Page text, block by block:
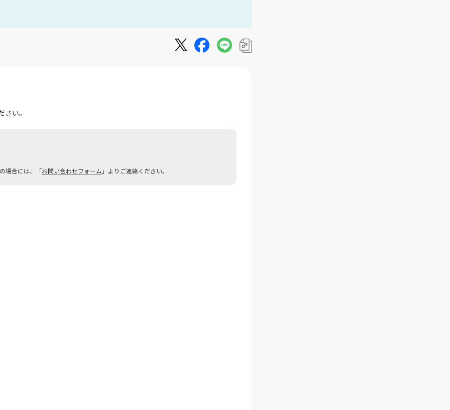
い。
場合には、「お問い合わせフォーム 」よりご連絡ください。